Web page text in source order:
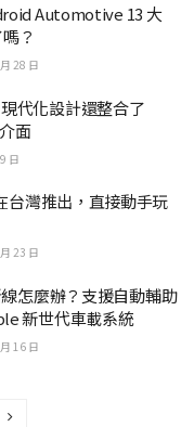
Automotive 13 大
？
28 日
代化設計還整合了
面
日
台灣推出，直接動手玩
23 日
怎麼辦？支援自動輔助
新世代車載系統
16 日